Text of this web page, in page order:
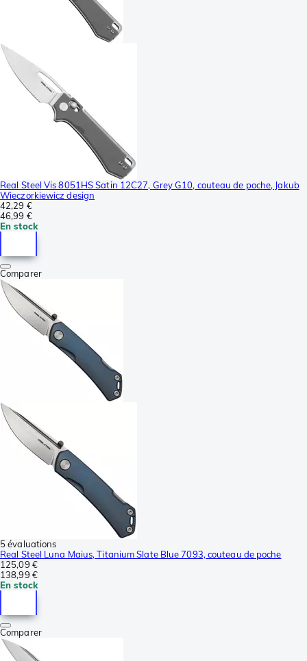
Real Steel Vis 8051HS Satin 12C27, Grey G10, couteau de poche, Jakub
Wieczorkiewicz design
42,29 €
46,99 €
En stock
Comparer
5 évaluations
Real Steel Luna Maius, Titanium Slate Blue 7093, couteau de poche
125,09 €
138,99 €
En stock
Comparer